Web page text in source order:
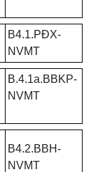
B4.1.PĐX-
NVMT
B.4.1a.BBKP-
NVMT
B4.2.BBH-
NVMT